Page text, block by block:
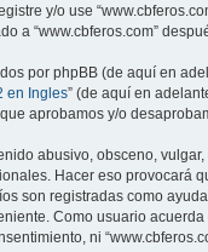
y/o use
a “www.cbferos.com”
por phpBB (de aquí en
en Ingles” (de aquí en
aprobamos y/o
abusivo, obsceno,
Hacer eso provocará
son registradas como
Como usuario
ni